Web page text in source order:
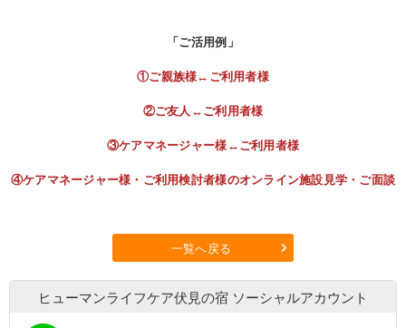
「ご活用例」
①ご親族様↔ご利用者様
②ご友人↔ご利用者様
③ケアマネージャー様↔ご利用者様
④ケアマネージャー様・ご利用検討者様のオンライン施設見学・ご面談
一覧へ戻る
ヒューマンライフケア伏見の宿 ソーシャルアカウント